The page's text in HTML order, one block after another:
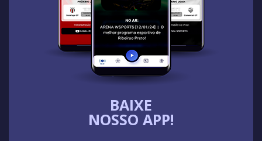
BAIXE
NOSSO APP!